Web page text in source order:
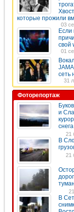
которые прожили
03
Если
свой
01
сеть
31
Фоторепортаж
и
снега
21
В
21
В